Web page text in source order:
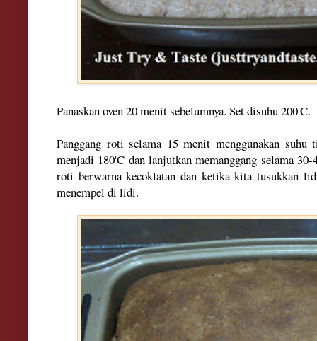
Panaskan oven 20 menit sebelumnya. Set disuhu 200'C.
Panggang roti selama 15 menit menggunakan suhu
menjadi 180'C dan lanjutkan memanggang selama
roti berwarna kecoklatan dan ketika kita tusukkan
menempel di lidi.